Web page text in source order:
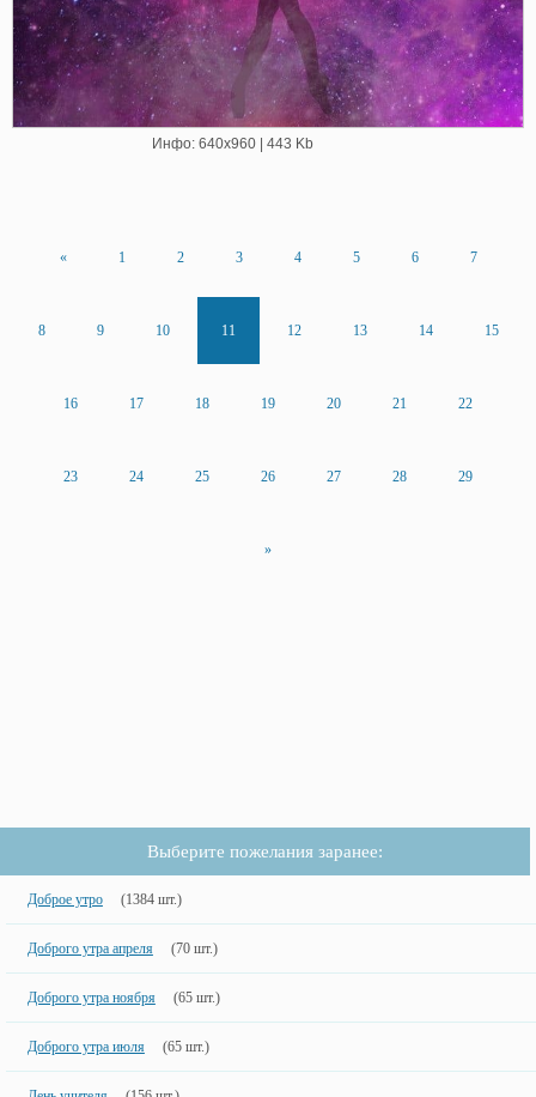
Инфо: 640х960 | 443 Kb
« 1 2 3 4 5 6 7
8 9 10 11 12 13 14 15
16 17 18 19 20 21 22
23 24 25 26 27 28 29
»
Выберите пожелания заранее:
Доброе утро (1384 шт.)
Доброго утра апреля (70 шт.)
Доброго утра ноября (65 шт.)
Доброго утра июля (65 шт.)